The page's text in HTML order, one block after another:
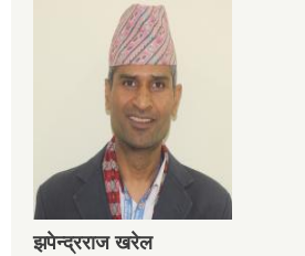
झपेन्द्रराज खरेल